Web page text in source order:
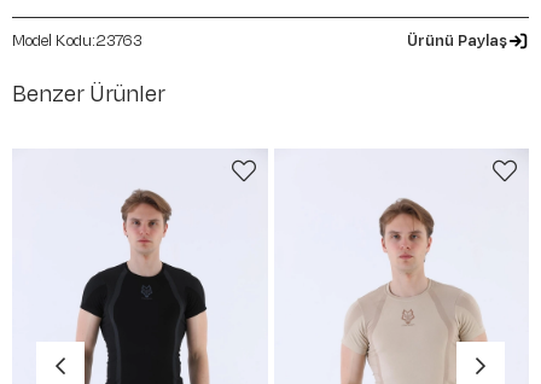
23763 Ürünü Paylaş
Benzer Ürünler